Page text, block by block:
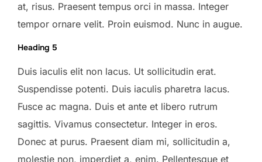
at, risus. Praesent tempus orci in massa. Integer
tempor ornare velit. Proin euismod. Nunc in augue.
Heading 5
Duis iaculis elit non lacus. Ut sollicitudin erat.
Suspendisse potenti. Duis iaculis pharetra lacus.
Fusce ac magna. Duis et ante et libero rutrum
sagittis. Vivamus consectetur. Integer in eros.
Donec at purus. Praesent diam mi, sollicitudin a,
molestie non, imperdiet a, enim. Pellentesque et